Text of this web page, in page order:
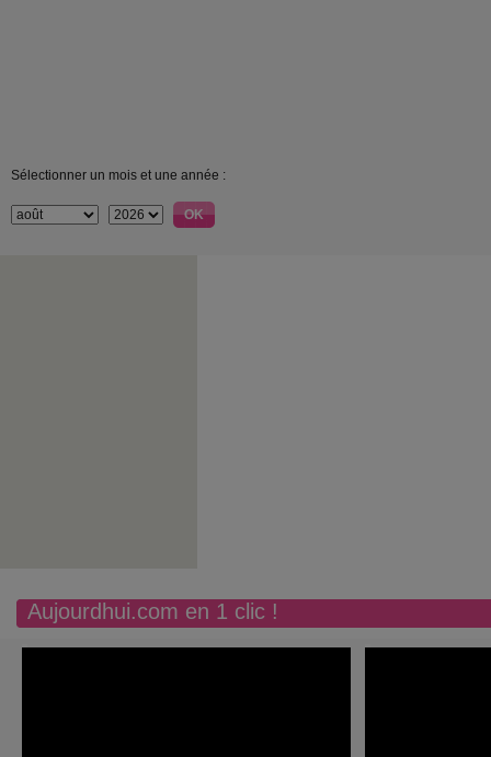
Sélectionner un mois et une année :
Aujourdhui.com en 1 clic !